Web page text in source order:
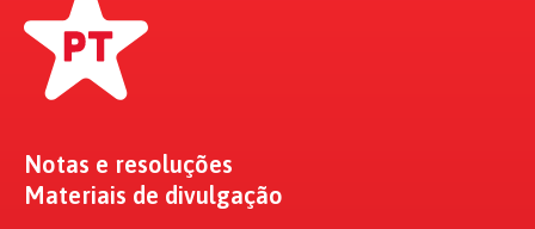
Notas e resoluções
Materiais de divulgação